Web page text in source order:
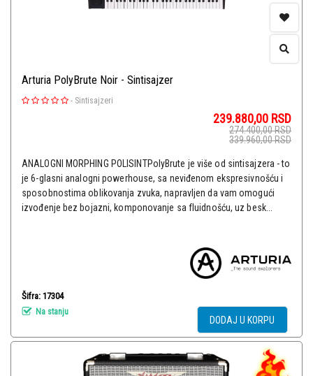
Arturia PolyBrute Noir - Sintisajzer
- Sintisajzeri
239.880,00 RSD
274.400,00RSD
339.960,00RSD
ANALOGNI MORPHING POLISINTPolyBrute je više od sintisajzera - to
je 6-glasni analogni powerhouse, sa neviđenom ekspresivnošću i
sposobnostima oblikovanja zvuka, napravljen da vam omogući
izvođenje bez bojazni, komponovanje sa fluidnošću, uz besk...
Šifra: 17304
Na stanju
DODAJ U KORPU